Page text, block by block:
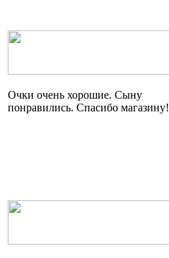
Очки очень хорошие. Сыну
понравились. Спасибо магазину!